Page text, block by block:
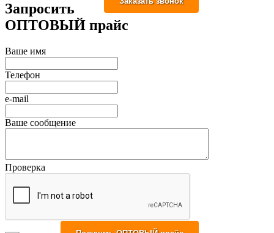
Запросить
ОПТОВЫЙ прайс
Ваше имя
Телефон
e-mail
Ваше сообщение
Проверка